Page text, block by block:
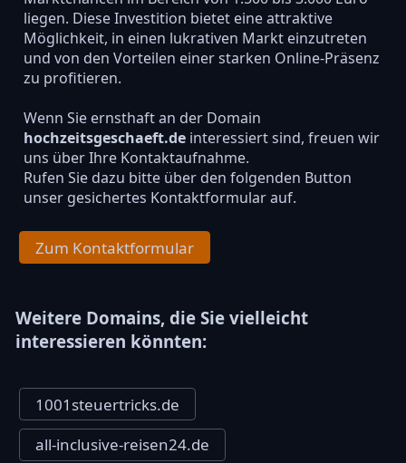
liegen. Diese Investition bietet eine attraktive
Möglichkeit, in einen lukrativen Markt einzutreten
und von den Vorteilen einer starken Online-Präsenz
zu profitieren.
Wenn Sie ernsthaft an der Domain
hochzeitsgeschaeft.deinteressiert sind, freuen wir
uns über Ihre Kontaktaufnahme.
Rufen Sie dazu bitte über den folgenden Button
unser gesichertes Kontaktformular auf.
Zum Kontaktformular
Weitere Domains, die Sie vielleicht
interessieren könnten:
1001steuertricks.de
all-inclusive-reisen24.de